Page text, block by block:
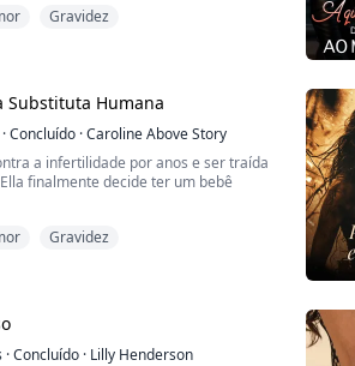
bilionário Dominic Sinclair.
Gravidez
Substituta Humana
·Concluído ·Caroline Above Story
a infertilidade por anos e ser traída
finalmente decide ter um bebê
bilionário Dominic Sinclair.
Gravidez
·Concluído · Lilly Henderson